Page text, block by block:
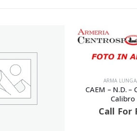
ARMA LUNGA,
CAEM – N.D. –
Calibro
Call For